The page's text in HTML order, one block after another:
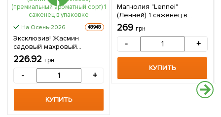
На Осень-2026 48948
Эксклюзив! Жасмин
садовый махровый
белоснежный "Рассвет
Княжны" (Dawn of the
Princess) (премиальный
ароматный сорт) 1 саженец
в упаковке
226.92 грн
- +
КУПИТЬ
Магнолия "Lennei"
(Ленней) 1 саженец в
упаковке
269 грн
- +
КУПИТЬ